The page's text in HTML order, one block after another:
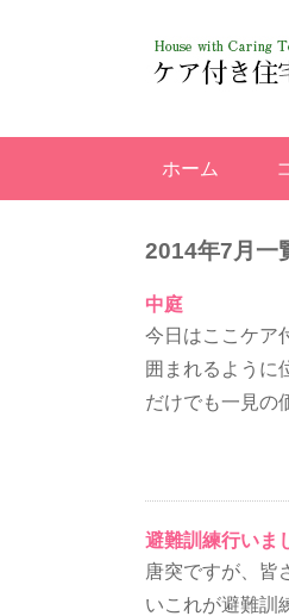
ホーム
2014年7月一
中庭
今日はここケア
囲まれるように
だけでも一見の
避難訓練行いま
唐突ですが、皆
いこれが避難訓